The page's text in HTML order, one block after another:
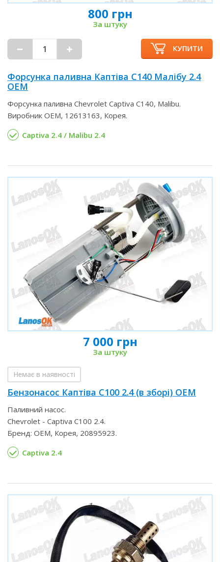
800 грн
За штуку
КУПИТИ
Форсунка паливна Каптіва С140 Малібу 2.4
OEM
Форсунка паливна Chevrolet Captiva C140, Malibu.
Виробник OEM, 12613163, Корея.
Captiva 2.4 / Malibu 2.4
7 000 грн
За штуку
Немає в наявності
Бензонасос Каптіва С100 2.4 (в зборі) OEM
Паливний насос.
Chevrolet - Captiva С100 2.4.
Бренд: OEM, Корея, 20895923.
Captiva 2.4